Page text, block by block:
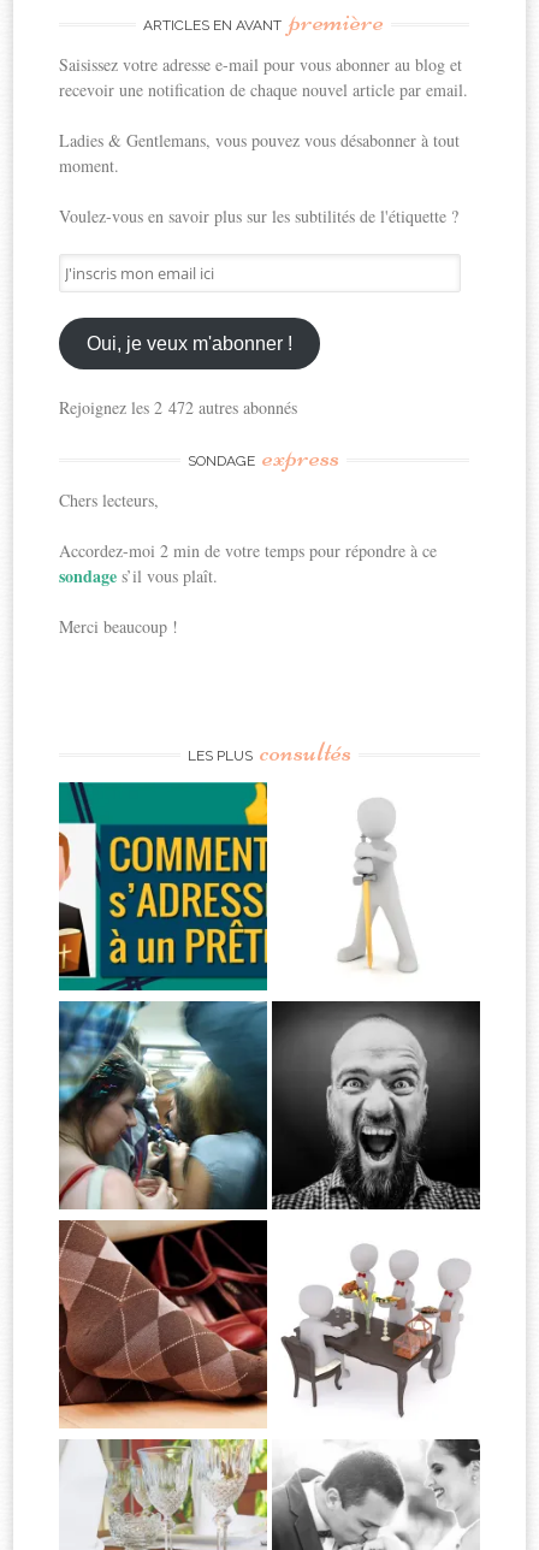
ARTICLES EN AVANT première
Saisissez votre adresse e-mail pour vous abonner au blog et
recevoir une notification de chaque nouvel article par email.
Ladies & Gentlemans, vous pouvez vous désabonner à tout
moment.
Voulez-vous en savoir plus sur les subtilités de l'étiquette ?
J'inscris
mon
email
ici
Oui, je veux m'abonner !
Rejoignez les 2 472 autres abonnés
SONDAGE express
Chers lecteurs,
Accordez-moi 2 min de votre temps pour répondre à ce
sondages’il vous plaît.
Merci beaucoup !
LES PLUS consultés